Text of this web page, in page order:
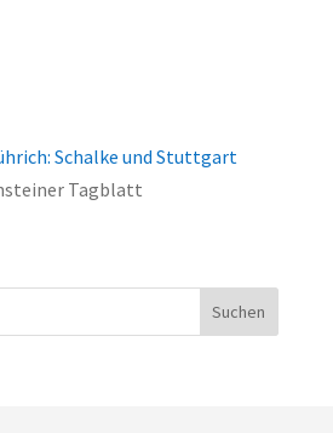
Schalke und Stuttgart
Tagblatt
Suchen